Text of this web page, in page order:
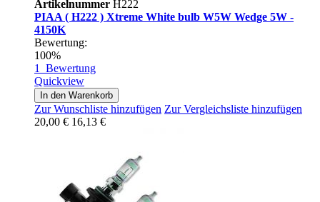
Artikelnummer H222
PIAA ( H222 ) Xtreme White bulb W5W Wedge 5W -
4150K
Bewertung:
100%
1 Bewertung
Quickview
In den Warenkorb
Zur Wunschliste hinzufügen Zur Vergleichsliste hinzufügen
20,00 € 16,13 €